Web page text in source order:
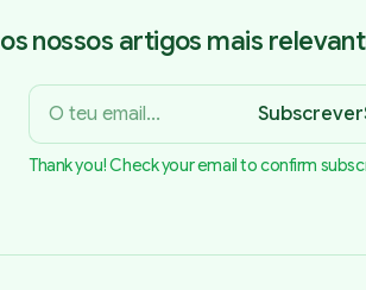
nossos artigos mais
Subscrever
Thank you! Check your email to confirm